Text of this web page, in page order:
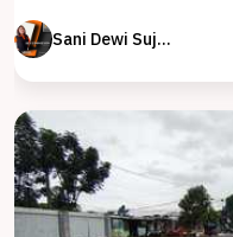
Sani Dewi Sujono